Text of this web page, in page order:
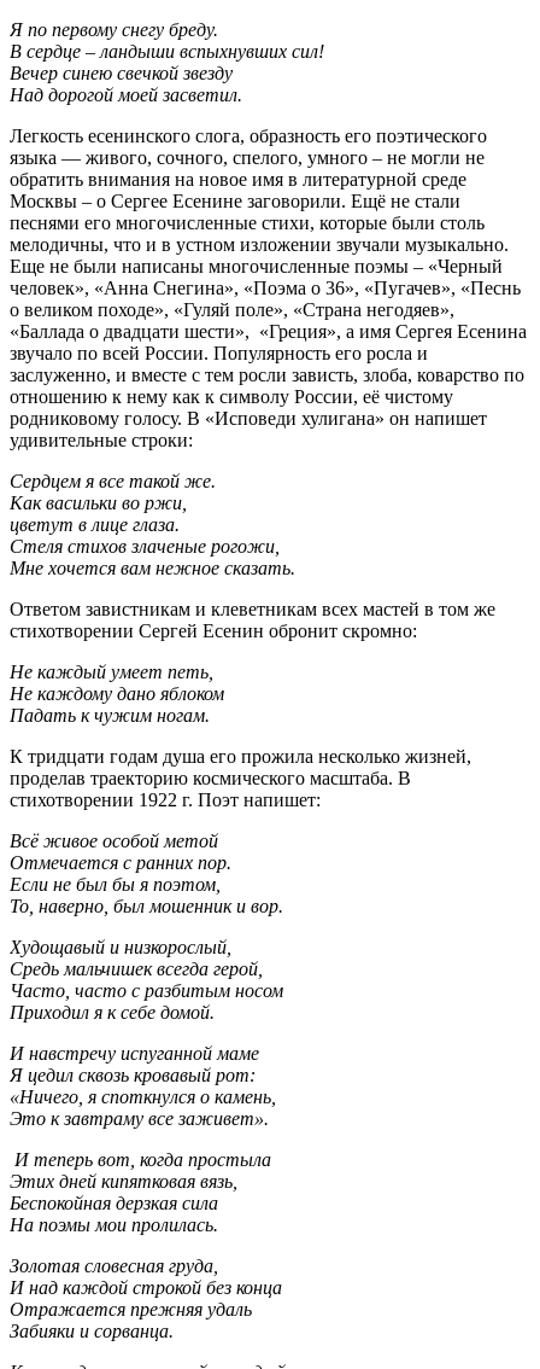
Я по первому снегу бреду.
В сердце – ландыши вспыхнувших сил!
Вечер синею свечкой звезду
Над дорогой моей засветил.
Легкость есенинского слога, образность его поэтического
языка — живого, сочного, спелого, умного – не могли не
обратить внимания на новое имя в литературной среде
Москвы – о Сергее Есенине заговорили. Ещё не стали
песнями его многочисленные стихи, которые были столь
мелодичны, что и в устном изложении звучали музыкально.
Еще не были написаны многочисленные поэмы – «Черный
человек», «Анна Снегина», «Поэма о 36», «Пугачев», «Песнь
о великом походе», «Гуляй поле», «Страна негодяев»,
«Баллада о двадцати шести», «Греция», а имя Сергея Есенина
звучало по всей России. Популярность его росла и
заслуженно, и вместе с тем росли зависть, злоба, коварство по
отношению к нему как к символу России, её чистому
родниковому голосу. В «Исповеди хулигана» он напишет
удивительные строки:
Сердцем я все такой же.
Как васильки во ржи,
цветут в лице глаза.
Стеля стихов злаченые рогожи,
Мне хочется вам нежное сказать.
Ответом завистникам и клеветникам всех мастей в том же
стихотворении Сергей Есенин обронит скромно:
Не каждый умеет петь,
Не каждому дано яблоком
Падать к чужим ногам.
К тридцати годам душа его прожила несколько жизней,
проделав траекторию космического масштаба. В
стихотворении 1922 г. Поэт напишет:
Всё живое особой метой
Отмечается с ранних пор.
Если не был бы я поэтом,
То, наверно, был мошенник и вор.
Худощавый и низкорослый,
Средь мальчишек всегда герой,
Часто, часто с разбитым носом
Приходил я к себе домой.
И навстречу испуганной маме
Я цедил сквозь кровавый рот:
«Ничего, я споткнулся о камень,
Это к завтраму все заживет».
И теперь вот, когда простыла
Этих дней кипятковая вязь,
Беспокойная дерзкая сила
На поэмы мои пролилась.
Золотая словесная груда,
И над каждой строкой без конца
Отражается прежняя удаль
Забияки и сорванца.